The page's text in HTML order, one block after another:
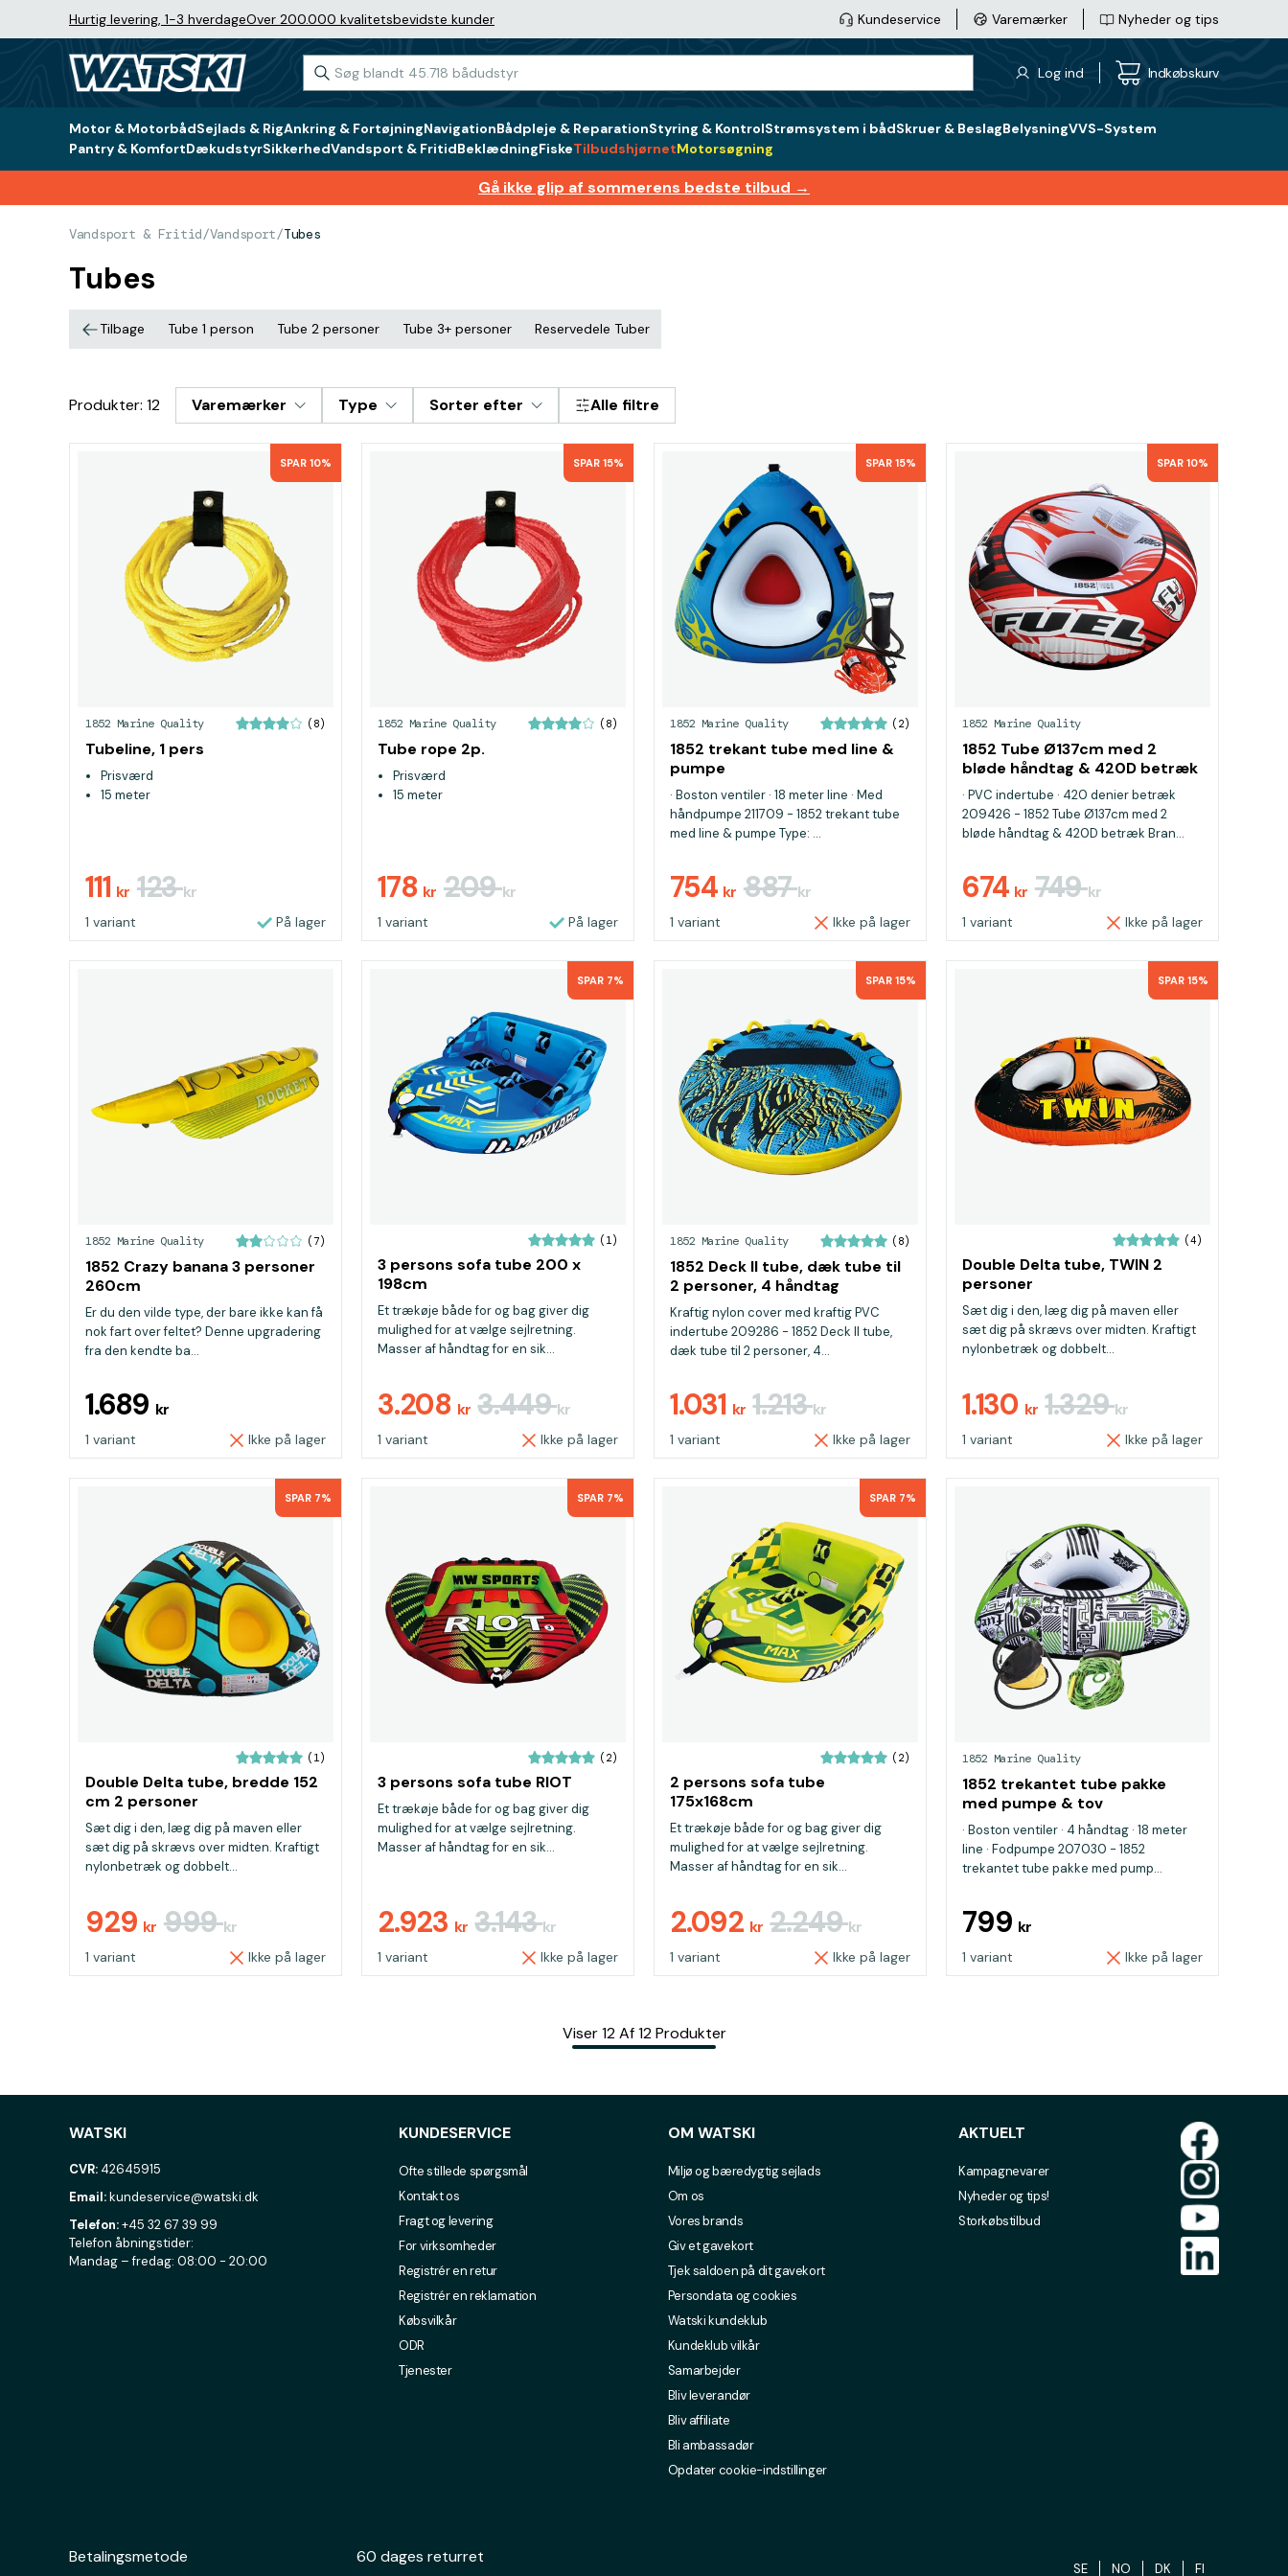
Hurtig levering, 1-3 hverdageOver 200.000 kvalitetsbevidste kunder Kundeservice Varemærker Nyheder og tips
Log ind Indkøbskurv
Motor & MotorbådSejlads & RigAnkring & FortøjningNavigationBådpleje & ReparationStyring & KontrolStrømsystem i bådSkruer & BeslagBelysningVVS-System
Pantry & KomfortDækudstyrSikkerhedVandsport & FritidBeklædningFiskeTilbudshjørnetMotorsøgning
Gå ikke glip af sommerens bedste tilbud →
Vandsport & Fritid/Vandsport/Tubes
Tubes
Tilbage Tube 1 person Tube 2 personer Tube 3+ personer Reservedele Tuber
Produkter: 12 Varemærker Type Sorter efter Alle filtre
SPAR 10%
1852 Marine Quality (8)
Tubeline, 1 pers
Prisværd
15 meter
111 kr 123kr
1 variant På lager
SPAR 15%
1852 Marine Quality (8)
Tube rope 2p.
Prisværd
15 meter
178 kr 209kr
1 variant På lager
SPAR 15%
1852 Marine Quality (2)
1852 trekant tube med line &
pumpe
· Boston ventiler · 18 meter line · Med
håndpumpe 211709 - 1852 trekant tube
med line & pumpe Type: ...
754 kr 887kr
1 variant Ikke på lager
SPAR 10%
1852 Marine Quality
1852 Tube Ø137cm med 2
bløde håndtag & 420D betræk
· PVC indertube · 420 denier betræk
209426 - 1852 Tube Ø137cm med 2
bløde håndtag & 420D betræk Bran...
674 kr 749kr
1 variant Ikke på lager
1852 Marine Quality (7)
1852 Crazy banana 3 personer
260cm
Er du den vilde type, der bare ikke kan få
nok fart over feltet? Denne upgradering
fra den kendte ba...
1.689 kr
1 variant Ikke på lager
SPAR 7%
(1)
3 persons sofa tube 200 x
198cm
Et trækøje både for og bag giver dig
mulighed for at vælge sejlretning.
Masser af håndtag for en sik...
3.208 kr 3.449kr
1 variant Ikke på lager
SPAR 15%
1852 Marine Quality (8)
1852 Deck II tube, dæk tube til
2 personer, 4 håndtag
Kraftig nylon cover med kraftig PVC
indertube 209286 - 1852 Deck II tube,
dæk tube til 2 personer, 4...
1.031 kr 1.213kr
1 variant Ikke på lager
SPAR 15%
(4)
Double Delta tube, TWIN 2
personer
Sæt dig i den, læg dig på maven eller
sæt dig på skrævs over midten. Kraftigt
nylonbetræk og dobbelt...
1.130 kr 1.329kr
1 variant Ikke på lager
SPAR 7%
(1)
Double Delta tube, bredde 152
cm 2 personer
Sæt dig i den, læg dig på maven eller
sæt dig på skrævs over midten. Kraftigt
nylonbetræk og dobbelt...
929 kr 999kr
1 variant Ikke på lager
SPAR 7%
(2)
3 persons sofa tube RIOT
Et trækøje både for og bag giver dig
mulighed for at vælge sejlretning.
Masser af håndtag for en sik...
2.923 kr 3.143kr
1 variant Ikke på lager
SPAR 7%
(2)
2 persons sofa tube
175x168cm
Et trækøje både for og bag giver dig
mulighed for at vælge sejlretning.
Masser af håndtag for en sik...
2.092 kr 2.249kr
1 variant Ikke på lager
1852 Marine Quality
1852 trekantet tube pakke
med pumpe & tov
· Boston ventiler · 4 håndtag · 18 meter
line · Fodpumpe 207030 - 1852
trekantet tube pakke med pump...
799 kr
1 variant Ikke på lager
Viser 12 Af 12 Produkter
WATSKI
CVR: 42645915
Email:kundeservice@watski.dk
Telefon:+45 32 67 39 99
Telefon åbningstider:
Mandag – fredag: 08:00 - 20:00
KUNDESERVICE
Ofte stillede spørgsmål
Kontakt os
Fragt og levering
For virksomheder
Registrér en retur
Registrér en reklamation
Købsvilkår
ODR
Tjenester
OM WATSKI
Miljø og bæredygtig sejlads
Om os
Vores brands
Giv et gavekort
Tjek saldoen på dit gavekort
Persondata og cookies
Watski kundeklub
Kundeklub vilkår
Samarbejder
Bliv leverandør
Bliv affiliate
Bli ambassadør
Opdater cookie-indstillinger
AKTUELT
Kampagnevarer
Nyheder og tips!
Storkøbstilbud
Betalingsmetode 60 dages returret
SE NO DK FI